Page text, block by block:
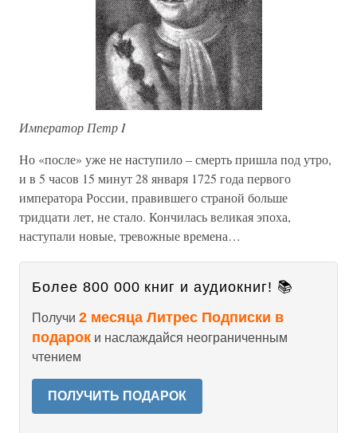
Император Петр I
Но «после» уже не наступило – смерть пришла под утро,
и в 5 часов 15 минут 28 января 1725 года первого
императора России, правившего страной больше
тридцати лет, не стало. Кончилась великая эпоха,
наступали новые, тревожные времена…
Более 800 000 книг и аудиокниг! 📚
Получи 2 месяца Литрес Подписки в
подарок и наслаждайся неограниченным
чтением
ПОЛУЧИТЬ ПОДАРОК